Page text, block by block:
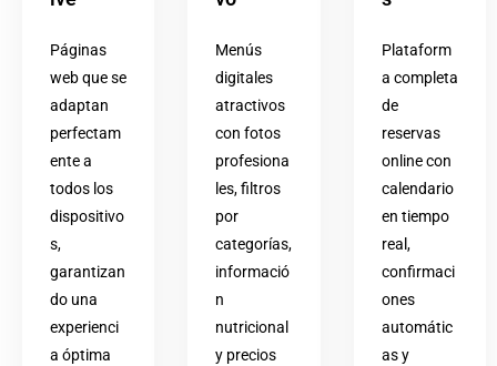
Páginas
web que se
adaptan
perfectam
ente a
todos los
dispositivo
s,
garantizan
do una
experienci
a óptima
Menús
digitales
atractivos
con fotos
profesiona
les, filtros
por
categorías,
informació
n
nutricional
y precios
Plataform
a completa
de
reservas
online con
calendario
en tiempo
real,
confirmaci
ones
automátic
as y